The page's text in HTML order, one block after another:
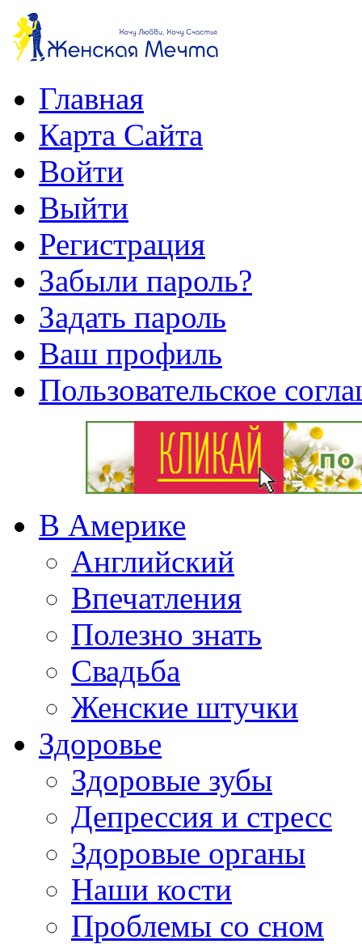
Главная
Карта Сайта
Войти
Выйти
Регистрация
Забыли пароль?
Задать пароль
Ваш профиль
Пользовательское
В Америке
Английский
Впечатления
Полезно знать
Свадьба
Женские штучки
Здоровье
Здоровые зубы
Депрессия и стресс
Здоровые органы
Наши кости
Проблемы со сном